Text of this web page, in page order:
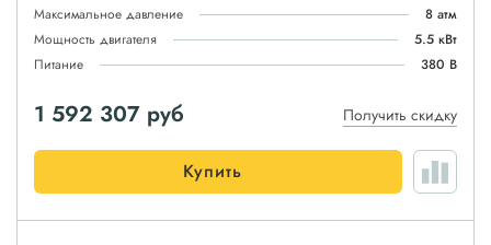
Максимальное давление
8 атм
Мощность двигателя
5.5 кВт
Питание
380 В
1 592 307 руб Получить скидку
Купить